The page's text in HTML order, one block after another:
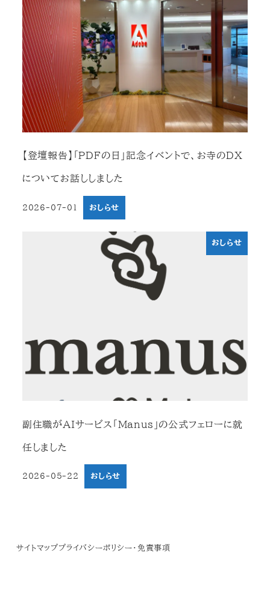
【登壇報告】「PDFの日」記念イベントで、お寺のDX
についてお話ししました
2026-07-01 おしらせ
おしらせ
副住職がAIサービス「Manus」の公式フェローに就
任しました
2026-05-22 おしらせ
サイトマップ プライバシーポリシー・免責事項